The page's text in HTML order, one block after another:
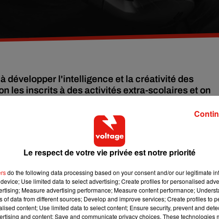
développer l'intelligence et la créativité des
les inscrits à des activités extra-scolaires et on
manière bien plus ludique de les rendre plus
mais il y a un autre élément qui vient prendre de plus en
très bonne chose puisqu'on le sait, écouter la musique est
encore mieux, puisque cela facilite le développement
ont réalisé une enquête auprès de 57 000 jeunes musiciens.
mais pas seulement. Elle permet aussi de développer
Le respect de votre vie privée est notre priorité
do the following data processing based on your consent and/or our legitimate
Use limited data to select advertising; Create profiles for personalised
Measure advertising performance; Measure content performance;
of data from different sources; Develop and improve services; Create profiles to
content; Use limited data to select content; Ensure security, prevent and
and content; Save and communicate privacy choices. These technologies